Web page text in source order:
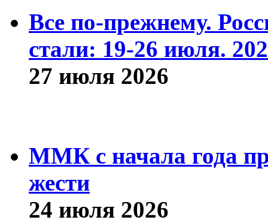
Все по-прежнему.
стали: 19-26 июля.
27 июля 2026
ММК с начала года
жести
24 июля 2026